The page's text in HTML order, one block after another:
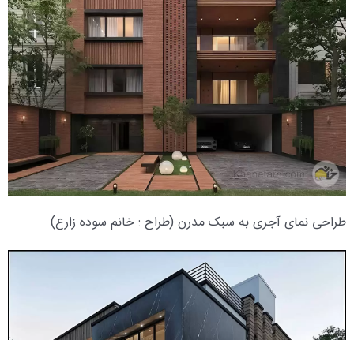
طراحی نمای آجری به سبک مدرن (طراح : خانم سوده زارع)